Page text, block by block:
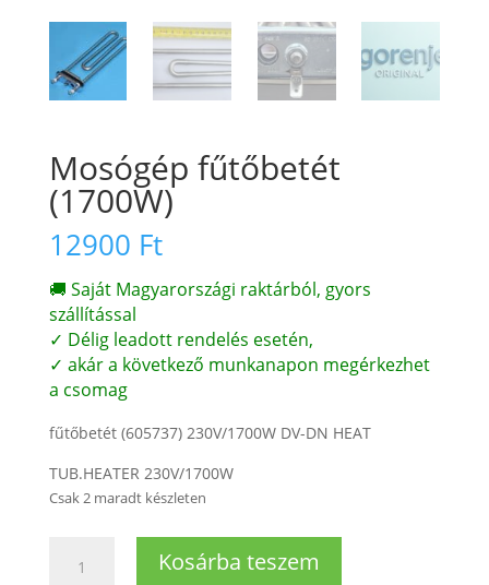
Mosógép fűtőbetét
(1700W)
12900 Ft
🚚 Saját Magyarországi raktárból, gyors
szállítással
✓ Délig leadott rendelés esetén,
✓ akár a következő munkanapon megérkezhet
a csomag
fűtőbetét (605737) 230V/1700W DV-DN HEAT
TUB.HEATER 230V/1700W
Csak 2 maradt készleten
fűtőbetét
Kosárba teszem